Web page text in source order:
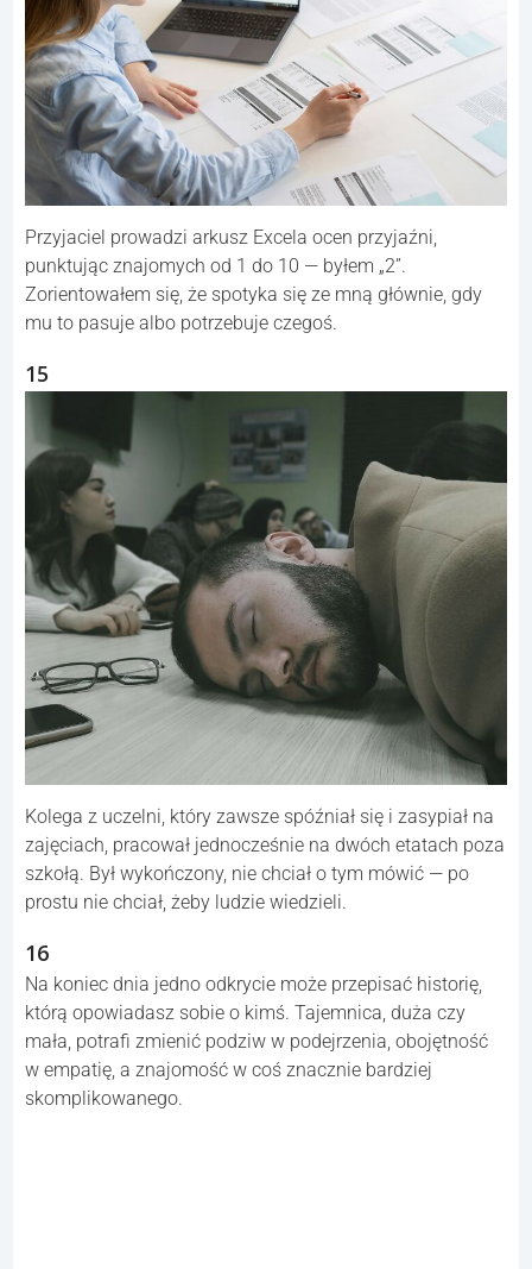
Przyjaciel prowadzi arkusz Excela ocen przyjaźni,
punktując znajomych od 1 do 10 — byłem „2”.
Zorientowałem się, że spotyka się ze mną głównie, gdy
mu to pasuje albo potrzebuje czegoś.
15
Kolega z uczelni, który zawsze spóźniał się i zasypiał na
zajęciach, pracował jednocześnie na dwóch etatach poza
szkołą. Był wykończony, nie chciał o tym mówić — po
prostu nie chciał, żeby ludzie wiedzieli.
16
Na koniec dnia jedno odkrycie może przepisać historię,
którą opowiadasz sobie o kimś. Tajemnica, duża czy
mała, potrafi zmienić podziw w podejrzenia, obojętność
w empatię, a znajomość w coś znacznie bardziej
skomplikowanego.